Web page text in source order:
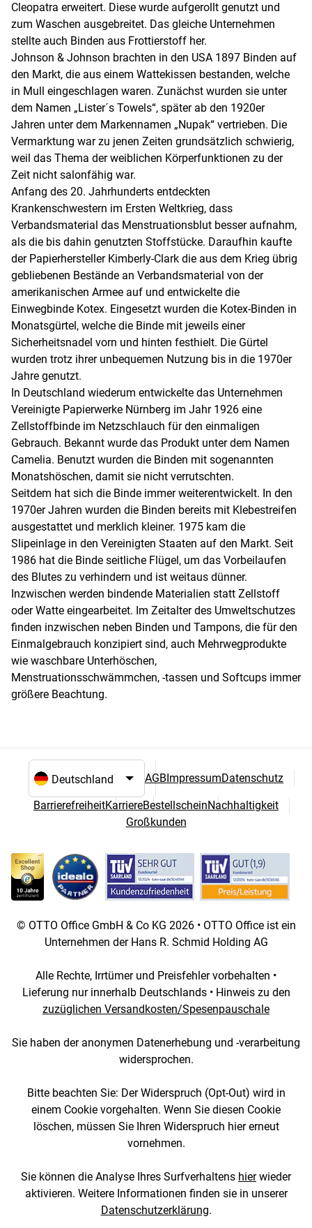
Cleopatra erweitert. Diese wurde aufgerollt genutzt und
zum Waschen ausgebreitet. Das gleiche Unternehmen
stellte auch Binden aus Frottierstoff her.
Johnson & Johnson brachten in den USA 1897 Binden auf
den Markt, die aus einem Wattekissen bestanden, welche
in Mull eingeschlagen waren. Zunächst wurden sie unter
dem Namen „Lister´s Towels“, später ab den 1920er
Jahren unter dem Markennamen „Nupak“ vertrieben. Die
Vermarktung war zu jenen Zeiten grundsätzlich schwierig,
weil das Thema der weiblichen Körperfunktionen zu der
Zeit nicht salonfähig war.
Anfang des 20. Jahrhunderts entdeckten
Krankenschwestern im Ersten Weltkrieg, dass
Verbandsmaterial das Menstruationsblut besser aufnahm,
als die bis dahin genutzten Stoffstücke. Daraufhin kaufte
der Papierhersteller Kimberly-Clark die aus dem Krieg übrig
gebliebenen Bestände an Verbandsmaterial von der
amerikanischen Armee auf und entwickelte die
Einwegbinde Kotex. Eingesetzt wurden die Kotex-Binden in
Monatsgürtel, welche die Binde mit jeweils einer
Sicherheitsnadel vorn und hinten festhielt. Die Gürtel
wurden trotz ihrer unbequemen Nutzung bis in die 1970er
Jahre genutzt.
In Deutschland wiederum entwickelte das Unternehmen
Vereinigte Papierwerke Nürnberg im Jahr 1926 eine
Zellstoffbinde im Netzschlauch für den einmaligen
Gebrauch. Bekannt wurde das Produkt unter dem Namen
Camelia. Benutzt wurden die Binden mit sogenannten
Monatshöschen, damit sie nicht verrutschten.
Seitdem hat sich die Binde immer weiterentwickelt. In den
1970er Jahren wurden die Binden bereits mit Klebestreifen
ausgestattet und merklich kleiner. 1975 kam die
Slipeinlage in den Vereinigten Staaten auf den Markt. Seit
1986 hat die Binde seitliche Flügel, um das Vorbeilaufen
des Blutes zu verhindern und ist weitaus dünner.
Inzwischen werden bindende Materialien statt Zellstoff
oder Watte eingearbeitet. Im Zeitalter des Umweltschutzes
finden inzwischen neben Binden und Tampons, die für den
Einmalgebrauch konzipiert sind, auch Mehrwegprodukte
wie waschbare Unterhöschen,
Menstruationsschwämmchen, -tassen und Softcups immer
größere Beachtung.
Sprach- und Landesauswahl
AGB ImpressumDatenschutz
BarrierefreiheitKarriereBestellscheinNachhaltigkeit
Großkunden
© OTTO Office GmbH & Co KG 2026 • OTTO Office ist ein
Unternehmen der Hans R. Schmid Holding AG
Alle Rechte, Irrtümer und Preisfehler vorbehalten •
Lieferung nur innerhalb Deutschlands • Hinweis zu den
zuzüglichen Versandkosten/Spesenpauschale
Sie haben der anonymen Datenerhebung und -verarbeitung
widersprochen.
Bitte beachten Sie: Der Widerspruch (Opt-Out) wird in
einem Cookie vorgehalten. Wenn Sie diesen Cookie
löschen, müssen Sie Ihren Widerspruch hier erneut
vornehmen.
Sie können die Analyse Ihres Surfverhaltens hierwieder
aktivieren. Weitere Informationen finden sie in unserer
Datenschutzerklärung.